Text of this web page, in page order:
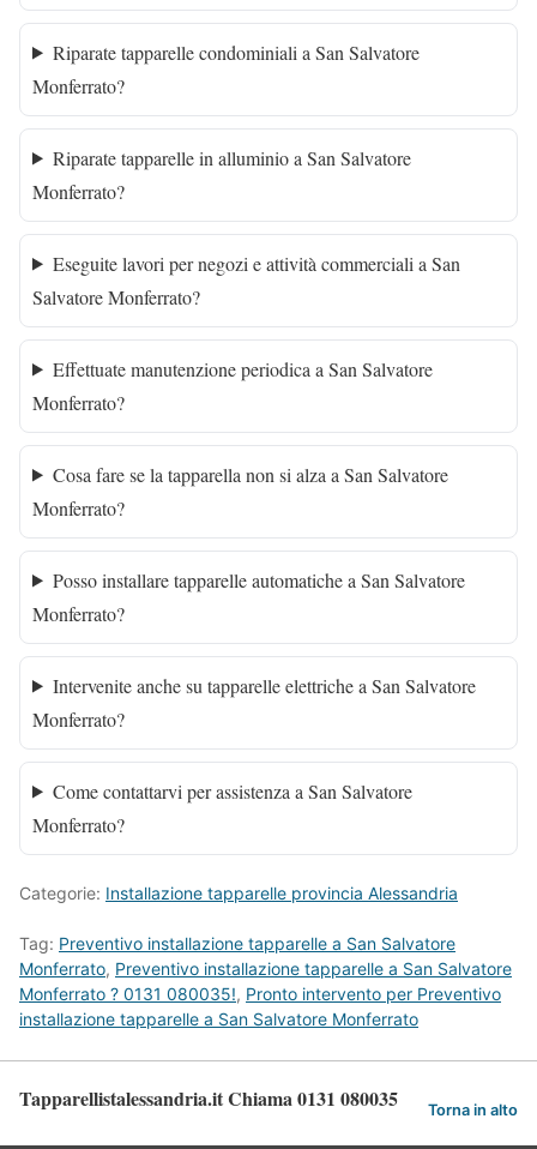
Riparate tapparelle condominiali a San Salvatore
Monferrato?
Riparate tapparelle in alluminio a San Salvatore
Monferrato?
Eseguite lavori per negozi e attività commerciali a San
Salvatore Monferrato?
Effettuate manutenzione periodica a San Salvatore
Monferrato?
Cosa fare se la tapparella non si alza a San Salvatore
Monferrato?
Posso installare tapparelle automatiche a San Salvatore
Monferrato?
Intervenite anche su tapparelle elettriche a San Salvatore
Monferrato?
Come contattarvi per assistenza a San Salvatore
Monferrato?
Categorie: Installazione tapparelle provincia Alessandria
Tag: Preventivo installazione tapparelle a San Salvatore
Monferrato, Preventivo installazione tapparelle a San Salvatore
Monferrato ? 0131 080035!, Pronto intervento per Preventivo
installazione tapparelle a San Salvatore Monferrato
Tapparellistalessandria.it Chiama 0131 080035 Torna in alto